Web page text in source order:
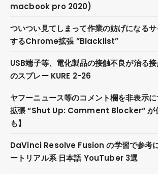
macbook pro 2020)
ついつい見てしまって作業の妨げになる
するChrome拡張 ”Blacklist”
USB端子等、電化製品の接触不良が治る
のスプレー KURE 2-26
ヤフーニュース等のコメント欄を非表示
拡張 “Shut Up: Comment Blocker“ が
も】
DaVinci Resolve Fusion の学習で参考
ートリアル系 日本語 YouTuber 3選